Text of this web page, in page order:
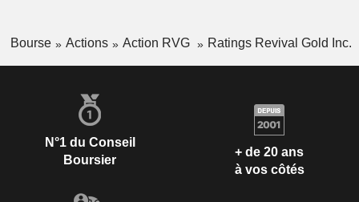
Bourse Actions Action RVG Ratings Revival Gold Inc.
N°1 du Conseil
Boursier
+ de 20 ans
à vos côtés